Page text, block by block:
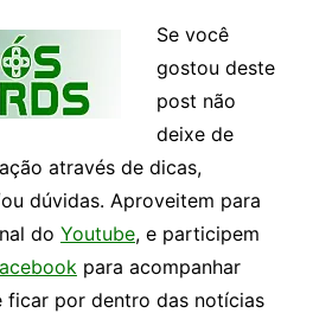
Se você
gostou deste
post não
deixe de
através de dicas,
dúvidas. Aproveitem para
do Youtube, e participem
para acompanhar
ficar por dentro das notícias